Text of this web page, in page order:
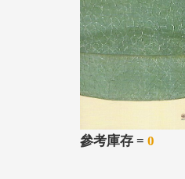
參考庫存 = 0